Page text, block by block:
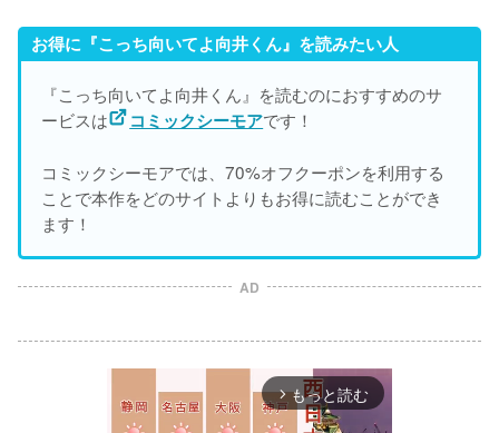
お得に『こっち向いてよ向井くん』を読みたい人
『こっち向いてよ向井くん』を読むのにおすすめのサ
ービスは
コミックシーモアです！
コミックシーモアでは、70%オフクーポンを利用する
ことで本作をどのサイトよりもお得に読むことができ
ます！
AD
arrow_forward_ios もっと読む